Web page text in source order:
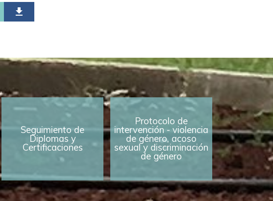
file_download
Seguimiento de
Diplomas y
Certificaciones
Protocolo de
intervención - violencia
de género, acoso
sexual y discriminación
de género